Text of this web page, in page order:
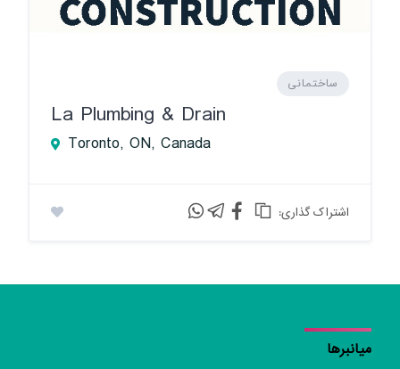
ساختمانی
La Plumbing & Drain
Toronto, ON, Canada
:اشتراک گذاری
میانبرها